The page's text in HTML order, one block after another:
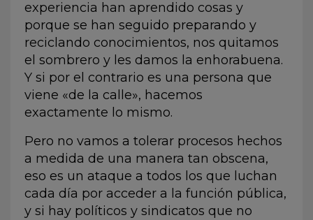
experiencia han aprendido cosas y
porque se han seguido preparando y
reciclando conocimientos, nos quitamos
el sombrero y les damos la enhorabuena.
Y si por el contrario es una persona que
viene «de la calle», hacemos
exactamente lo mismo.
Pero no vamos a tolerar procesos hechos
a medida de una manera tan obscena,
eso es un ataque a todos los que luchan
cada día por acceder a la función pública,
y si hay políticos y sindicatos que no